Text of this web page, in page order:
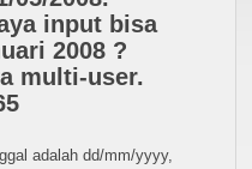
input bisa
2008 ?
multi-user.
adalah dd/mm/yyyy,